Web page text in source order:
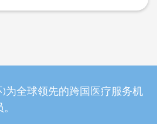
为全球领先的跨国医疗服务机